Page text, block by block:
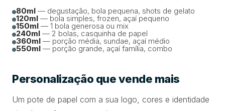
80ml — degustação, bola pequena, shots de gelato
120ml — bola simples, frozen, açaí pequeno
150ml — 1 bola generosa ou mix
240ml — 2 bolas, casquinha de papel
360ml — porção média, sundae, açaí médio
550ml — porção grande, açaí família, combo
Personalização que vende mais
Um pote de papel com a sua logo, cores e identidade